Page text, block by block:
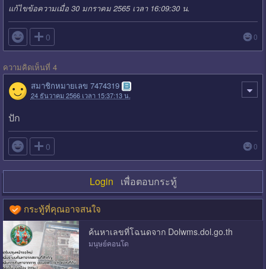
แก้ไขข้อความเมื่อ 30 มกราคม 2565 เวลา 16:09:30 น.
 0 0
ความคิดเห็นที่ 4
สมาชิกหมายเลข 7474319
24 ธันวาคม 2566 เวลา 15:37:13 น.
ปัก
 0 0
Login เพื่อตอบกระทู้
กระทู้ที่คุณอาจสนใจ
ค้นหาเลขที่โฉนดจาก Dolwms.dol.go.th
มนุษย์คอนโด